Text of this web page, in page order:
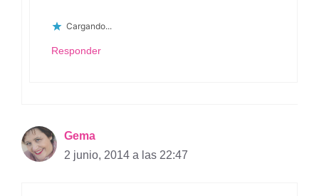
Cargando...
Responder
Gema
2 junio, 2014 a las 22:47